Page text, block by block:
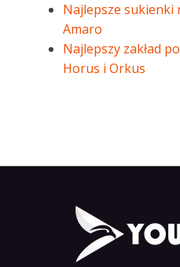
Najlepsze sukienki
Amaro
Najlepszy zakład
Horus i Orkus